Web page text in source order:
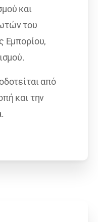
και
του
Εμπορίου,
από
και την